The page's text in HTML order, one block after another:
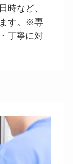
時など、
す。※専
丁寧に対